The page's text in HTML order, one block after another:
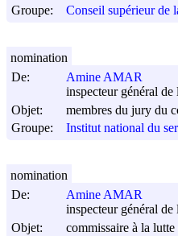
Groupe:
Conseil supérieur de
De:
Amine AMAR
inspecteur général
Objet:
membres du jury du
Groupe:
Institut national du
nomination
De:
Amine AMAR
inspecteur général
Objet:
commissaire à la
nomination